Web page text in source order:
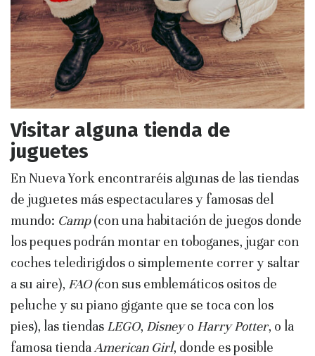
Visitar alguna tienda de
juguetes
En Nueva York encontraréis algunas de las tiendas
de juguetes más espectaculares y famosas del
mundo: Camp(con una habitación de juegos donde
los peques podrán montar en toboganes, jugar con
coches teledirigidos o simplemente correr y saltar
a su aire), FAO (con sus emblemáticos ositos de
peluche y su piano gigante que se toca con los
pies), las tiendas LEGO, Disneyo Harry Potter, o la
famosa tienda American Girl, donde es posible